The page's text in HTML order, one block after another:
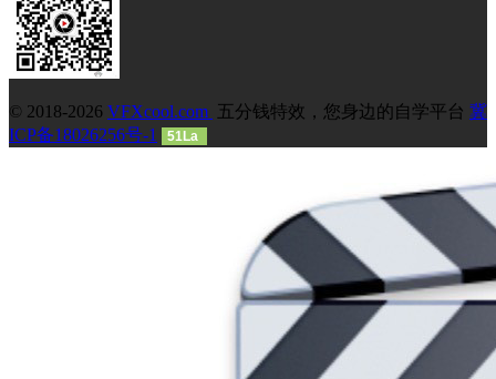
© 2018-2026 VFXcool.com 五分钱特效，您身边的自学平台 冀
ICP备18026256号-1
51La